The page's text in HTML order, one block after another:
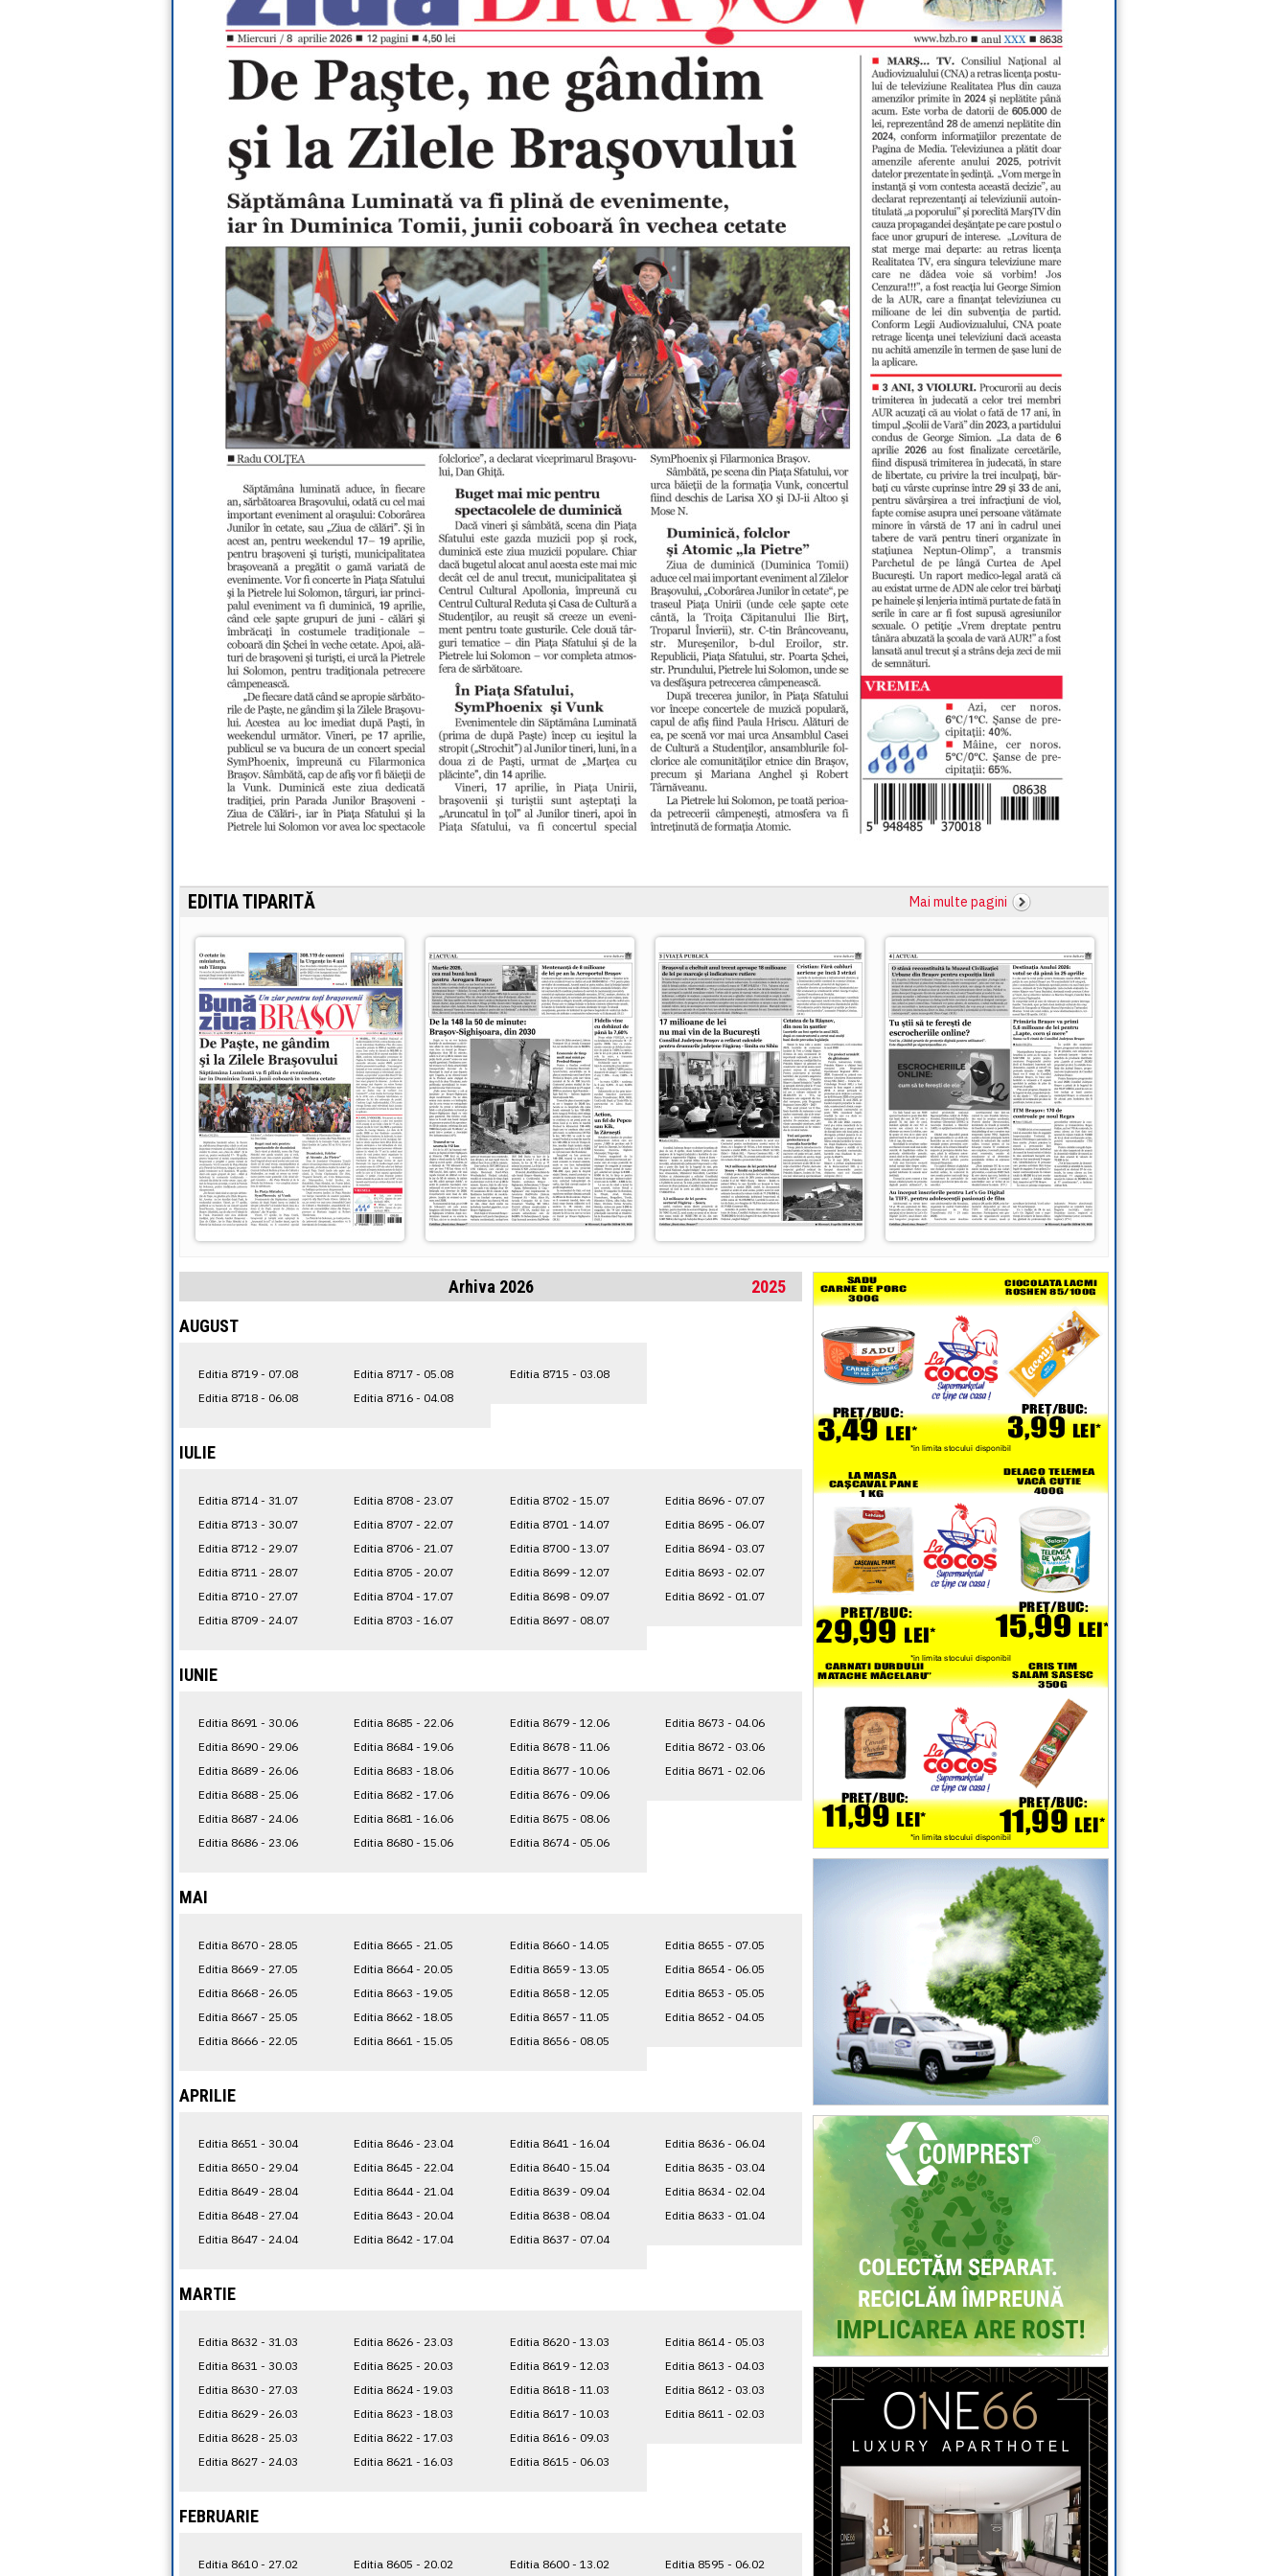
EDITIA TIPARITĂ Mai multe pagini
2025
Arhiva 2026
AUGUST
Editia 8719 - 07.08
Editia 8718 - 06.08
Editia 8717 - 05.08
Editia 8716 - 04.08
Editia 8715 - 03.08
IULIE
Editia 8714 - 31.07
Editia 8713 - 30.07
Editia 8712 - 29.07
Editia 8711 - 28.07
Editia 8710 - 27.07
Editia 8709 - 24.07
Editia 8708 - 23.07
Editia 8707 - 22.07
Editia 8706 - 21.07
Editia 8705 - 20.07
Editia 8704 - 17.07
Editia 8703 - 16.07
Editia 8702 - 15.07
Editia 8701 - 14.07
Editia 8700 - 13.07
Editia 8699 - 12.07
Editia 8698 - 09.07
Editia 8697 - 08.07
Editia 8696 - 07.07
Editia 8695 - 06.07
Editia 8694 - 03.07
Editia 8693 - 02.07
Editia 8692 - 01.07
IUNIE
Editia 8691 - 30.06
Editia 8690 - 29.06
Editia 8689 - 26.06
Editia 8688 - 25.06
Editia 8687 - 24.06
Editia 8686 - 23.06
Editia 8685 - 22.06
Editia 8684 - 19.06
Editia 8683 - 18.06
Editia 8682 - 17.06
Editia 8681 - 16.06
Editia 8680 - 15.06
Editia 8679 - 12.06
Editia 8678 - 11.06
Editia 8677 - 10.06
Editia 8676 - 09.06
Editia 8675 - 08.06
Editia 8674 - 05.06
Editia 8673 - 04.06
Editia 8672 - 03.06
Editia 8671 - 02.06
MAI
Editia 8670 - 28.05
Editia 8669 - 27.05
Editia 8668 - 26.05
Editia 8667 - 25.05
Editia 8666 - 22.05
Editia 8665 - 21.05
Editia 8664 - 20.05
Editia 8663 - 19.05
Editia 8662 - 18.05
Editia 8661 - 15.05
Editia 8660 - 14.05
Editia 8659 - 13.05
Editia 8658 - 12.05
Editia 8657 - 11.05
Editia 8656 - 08.05
Editia 8655 - 07.05
Editia 8654 - 06.05
Editia 8653 - 05.05
Editia 8652 - 04.05
APRILIE
Editia 8651 - 30.04
Editia 8650 - 29.04
Editia 8649 - 28.04
Editia 8648 - 27.04
Editia 8647 - 24.04
Editia 8646 - 23.04
Editia 8645 - 22.04
Editia 8644 - 21.04
Editia 8643 - 20.04
Editia 8642 - 17.04
Editia 8641 - 16.04
Editia 8640 - 15.04
Editia 8639 - 09.04
Editia 8638 - 08.04
Editia 8637 - 07.04
Editia 8636 - 06.04
Editia 8635 - 03.04
Editia 8634 - 02.04
Editia 8633 - 01.04
MARTIE
Editia 8632 - 31.03
Editia 8631 - 30.03
Editia 8630 - 27.03
Editia 8629 - 26.03
Editia 8628 - 25.03
Editia 8627 - 24.03
Editia 8626 - 23.03
Editia 8625 - 20.03
Editia 8624 - 19.03
Editia 8623 - 18.03
Editia 8622 - 17.03
Editia 8621 - 16.03
Editia 8620 - 13.03
Editia 8619 - 12.03
Editia 8618 - 11.03
Editia 8617 - 10.03
Editia 8616 - 09.03
Editia 8615 - 06.03
Editia 8614 - 05.03
Editia 8613 - 04.03
Editia 8612 - 03.03
Editia 8611 - 02.03
FEBRUARIE
Editia 8610 - 27.02 Editia 8605 - 20.02 Editia 8600 - 13.02 Editia 8595 - 06.02